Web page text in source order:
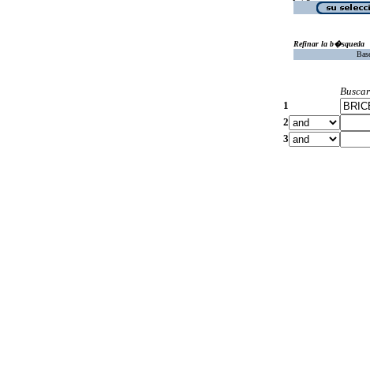
Refinar la b�squeda
Buscar
1
2
3